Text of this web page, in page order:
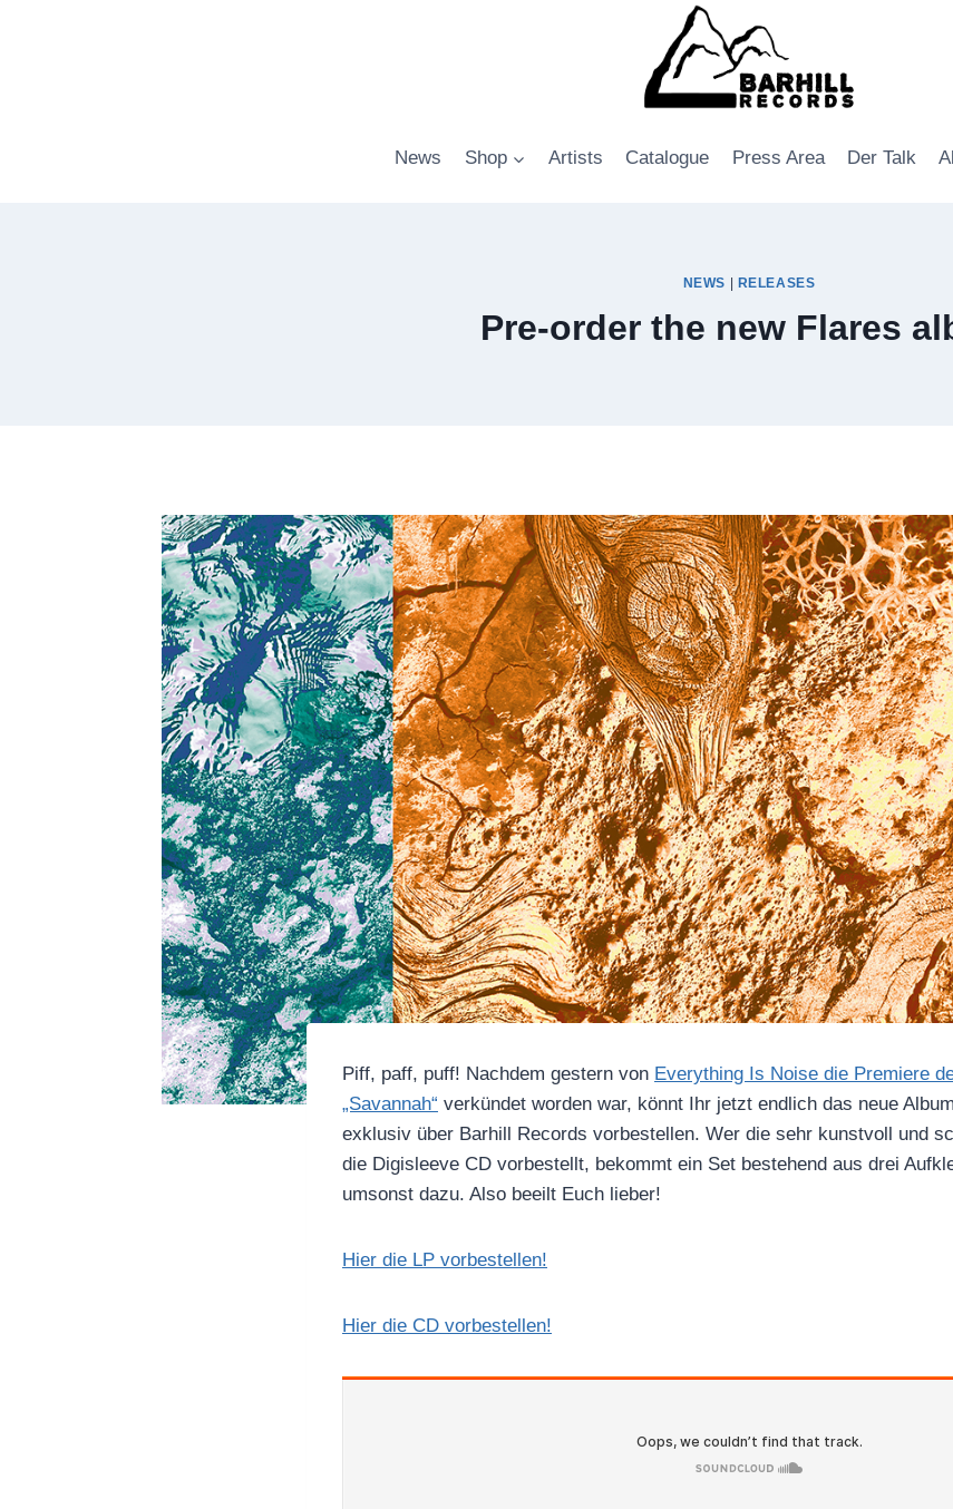
News Shop Artists Catalogue Press Area Der Talk
NEWS RELEASES
Pre-order the new Flares
Piff, paff, puff! Nachdem gestern von Everything Is Noise die Premiere
„Savannah“ verkündet worden war, könnt Ihr jetzt endlich das neue
exklusiv über Barhill Records vorbestellen. Wer die sehr kunstvoll und
die Digisleeve CD vorbestellt, bekommt ein Set bestehend aus drei
umsonst dazu. Also beeilt Euch lieber!
Hier die LP vorbestellen!
Hier die CD vorbestellen!